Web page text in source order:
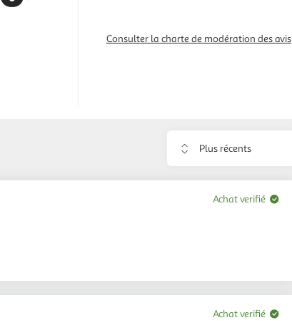
Consulter la charte de modération des avis
Trier
avis
Achat verifié
Achat verifié